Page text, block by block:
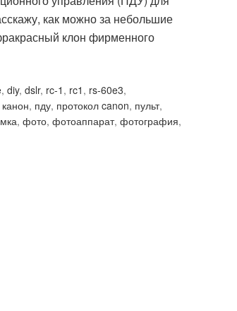
как можно за небольшие
клон фирменного
, diy, dslr, rc-1 , rc1 , rs-60e3,
канон, пду, протокол canon, пульт,
, фото, фотоаппарат, фотография,